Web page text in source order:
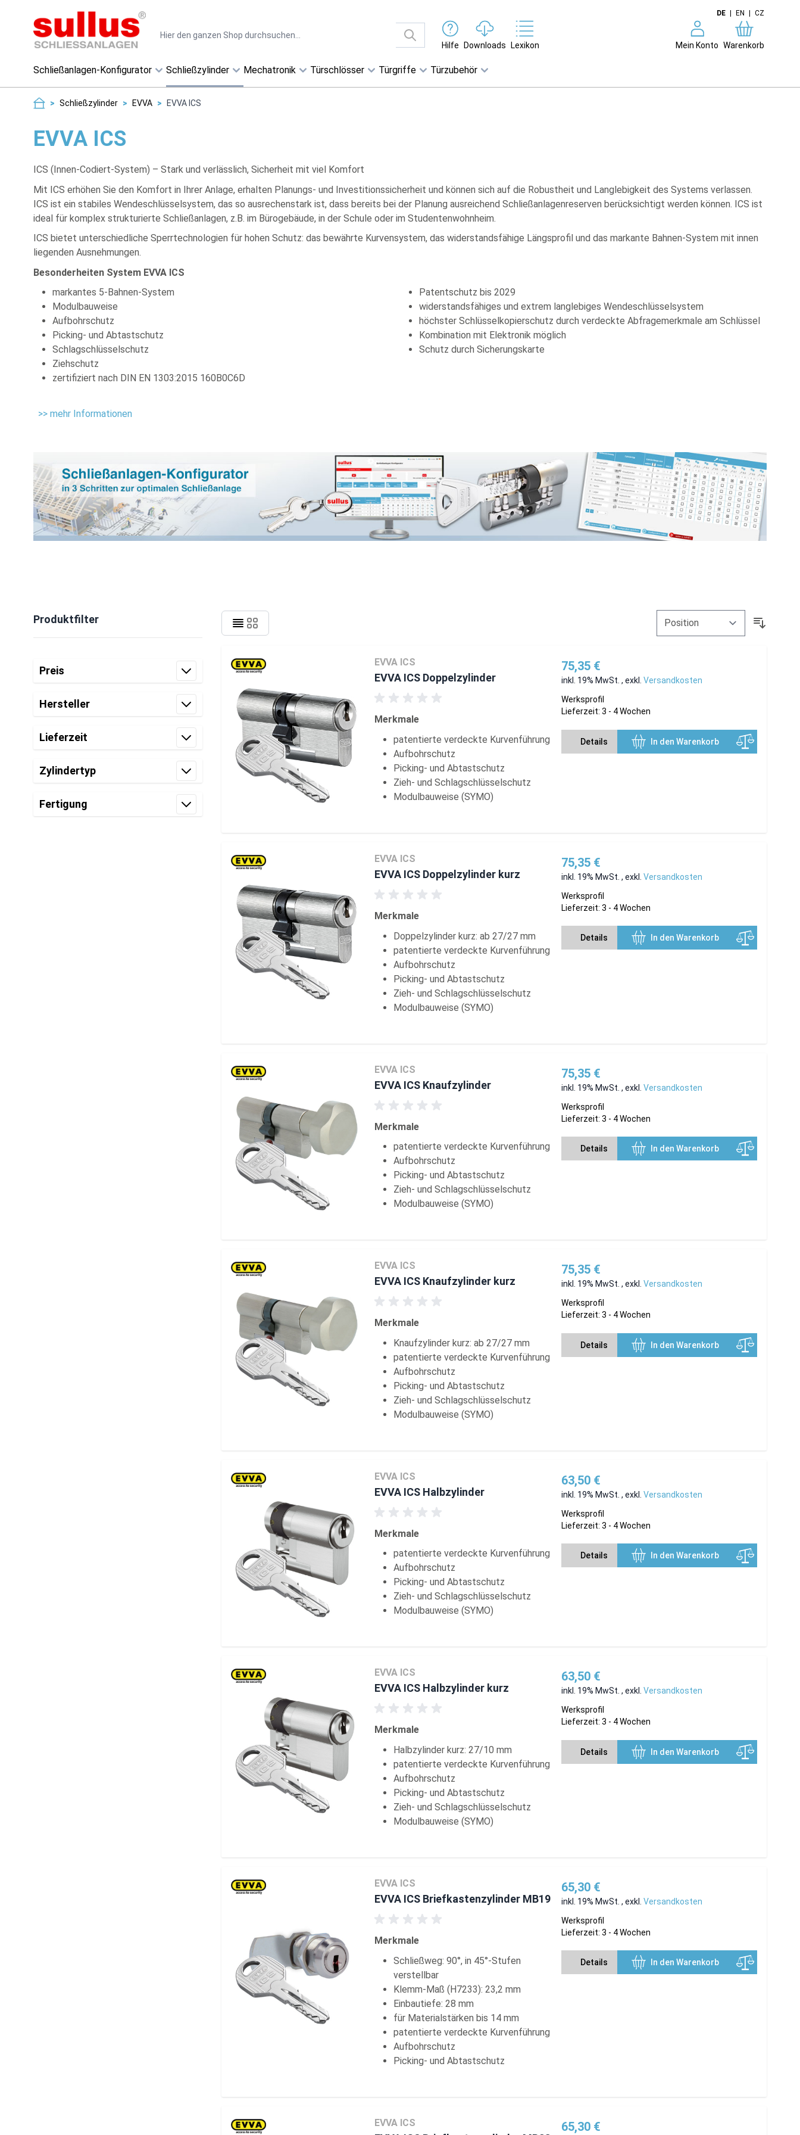
DE EN CZ
Hilfe
Downloads Lexikon Mein Konto Warenkorb
Schließanlagen-Konfigurator Schließzylinder Mechatronik Türschlösser Türgriffe Türzubehör
> Schließzylinder > EVVA > EVVA ICS
EVVA ICS
ICS (Innen-Codiert-System) – Stark und verlässlich, Sicherheit mit viel Komfort
Mit ICS erhöhen Sie den Komfort in Ihrer Anlage, erhalten Planungs- und Investitionssicherheit und können sich auf die Robustheit und Langlebigkeit des Systems verlassen.
ICS ist ein stabiles Wendeschlüsselsystem, das so ausrechenstark ist, dass bereits bei der Planung ausreichend Schließanlagenreserven berücksichtigt werden können. ICS ist
ideal für komplex strukturierte Schließanlagen, z.B. im Bürogebäude, in der Schule oder im Studentenwohnheim.
ICS bietet unterschiedliche Sperrtechnologien für hohen Schutz: das bewährte Kurvensystem, das widerstandsfähige Längsprofil und das markante Bahnen-System mit innen
liegenden Ausnehmungen.
Besonderheiten System EVVA ICS
markantes 5-Bahnen-System
Modulbauweise
Aufbohrschutz
Picking- und Abtastschutz
Schlagschlüsselschutz
Ziehschutz
zertifiziert nach DIN EN 1303:2015 160B0C6D
Patentschutz bis 2029
widerstandsfähiges und extrem langlebiges Wendeschlüsselsystem
höchster Schlüsselkopierschutz durch verdeckte Abfragemerkmale am Schlüssel
Kombination mit Elektronik möglich
Schutz durch Sicherungskarte
>> mehr Informationen
Produktfilter
Preis
Hersteller
Lieferzeit
Zylindertyp
Fertigung
EVVA ICS
EVVA ICS Doppelzylinder
Merkmale
patentierte verdeckte Kurvenführung
Aufbohrschutz
Picking- und Abtastschutz
Zieh- und Schlagschlüsselschutz
Modulbauweise (SYMO)
75,35 €
inkl. 19% MwSt. , exkl. Versandkosten
Werksprofil
Lieferzeit: 3 - 4 Wochen
Details In den Warenkorb
EVVA ICS
EVVA ICS Doppelzylinder kurz
Merkmale
Doppelzylinder kurz: ab 27/27 mm
patentierte verdeckte Kurvenführung
Aufbohrschutz
Picking- und Abtastschutz
Zieh- und Schlagschlüsselschutz
Modulbauweise (SYMO)
75,35 €
inkl. 19% MwSt. , exkl. Versandkosten
Werksprofil
Lieferzeit: 3 - 4 Wochen
Details In den Warenkorb
EVVA ICS
EVVA ICS Knaufzylinder
Merkmale
patentierte verdeckte Kurvenführung
Aufbohrschutz
Picking- und Abtastschutz
Zieh- und Schlagschlüsselschutz
Modulbauweise (SYMO)
75,35 €
inkl. 19% MwSt. , exkl. Versandkosten
Werksprofil
Lieferzeit: 3 - 4 Wochen
Details In den Warenkorb
EVVA ICS
EVVA ICS Knaufzylinder kurz
Merkmale
Knaufzylinder kurz: ab 27/27 mm
patentierte verdeckte Kurvenführung
Aufbohrschutz
Picking- und Abtastschutz
Zieh- und Schlagschlüsselschutz
Modulbauweise (SYMO)
75,35 €
inkl. 19% MwSt. , exkl. Versandkosten
Werksprofil
Lieferzeit: 3 - 4 Wochen
Details In den Warenkorb
EVVA ICS
EVVA ICS Halbzylinder
Merkmale
patentierte verdeckte Kurvenführung
Aufbohrschutz
Picking- und Abtastschutz
Zieh- und Schlagschlüsselschutz
Modulbauweise (SYMO)
63,50 €
inkl. 19% MwSt. , exkl. Versandkosten
Werksprofil
Lieferzeit: 3 - 4 Wochen
Details In den Warenkorb
EVVA ICS
EVVA ICS Halbzylinder kurz
Merkmale
Halbzylinder kurz: 27/10 mm
patentierte verdeckte Kurvenführung
Aufbohrschutz
Picking- und Abtastschutz
Zieh- und Schlagschlüsselschutz
Modulbauweise (SYMO)
63,50 €
inkl. 19% MwSt. , exkl. Versandkosten
Werksprofil
Lieferzeit: 3 - 4 Wochen
Details In den Warenkorb
EVVA ICS
EVVA ICS Briefkastenzylinder MB19
Merkmale
Schließweg: 90°, in 45°-Stufen
verstellbar
Klemm-Maß (H7233): 23,2 mm
Einbautiefe: 28 mm
für Materialstärken bis 14 mm
patentierte verdeckte Kurvenführung
Aufbohrschutz
Picking- und Abtastschutz
65,30 €
inkl. 19% MwSt. , exkl. Versandkosten
Werksprofil
Lieferzeit: 3 - 4 Wochen
Details In den Warenkorb
EVVA ICS 65,30 €